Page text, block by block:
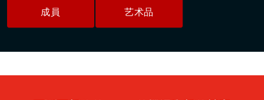
成員 艺术品